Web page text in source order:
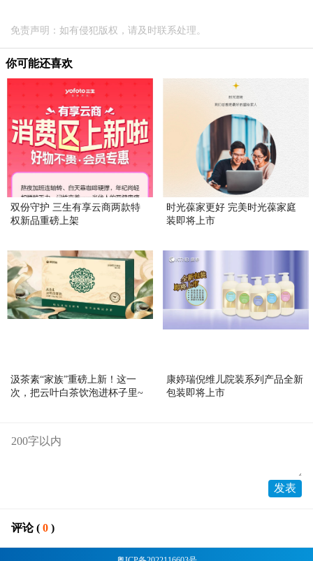
免责声明：如有侵犯版权，请及时联系处理。
你可能还喜欢
双份守护 三生有享云商两款特
权新品重磅上架
时光葆家更好 完美时光葆家庭
装即将上市
汲茶素“家族”重磅上新！这一
次，把云叶白茶饮泡进杯子里~
康婷瑞倪维儿院装系列产品全新
包装即将上市
评论 ( 0 )